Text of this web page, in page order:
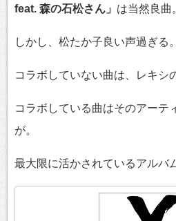
feat. 森の石松さん」 は当然良曲
しかし、松たか子良い声過ぎる。
コラボしていない曲は、レキシ
コラボしている曲はそのアーテ
が。
最大限に活かされているアルバ